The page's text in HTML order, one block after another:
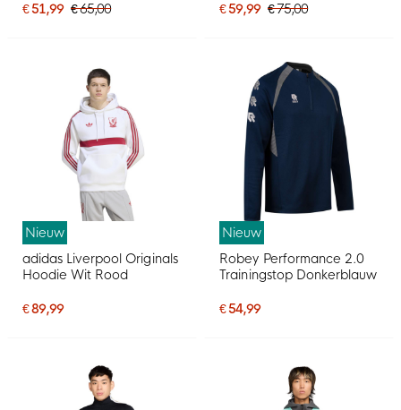
€ 51,99 € 65,00
€ 59,99 € 75,00
Nieuw
adidas Liverpool Originals
Hoodie Wit Rood
€ 89,99
Nieuw
Robey Performance 2.0
Trainingstop Donkerblauw
€ 54,99